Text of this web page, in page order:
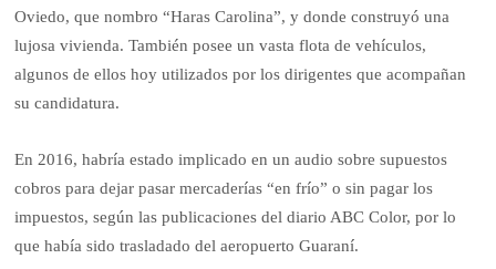
Oviedo, que nombro “Haras Carolina”, y donde construyó una
lujosa vivienda. También posee un vasta flota de vehículos,
algunos de ellos hoy utilizados por los dirigentes que acompañan
su candidatura.
En 2016, habría estado implicado en un audio sobre supuestos
cobros para dejar pasar mercaderías “en frío” o sin pagar los
impuestos, según las publicaciones del diario ABC Color, por lo
que había sido trasladado del aeropuerto Guaraní.